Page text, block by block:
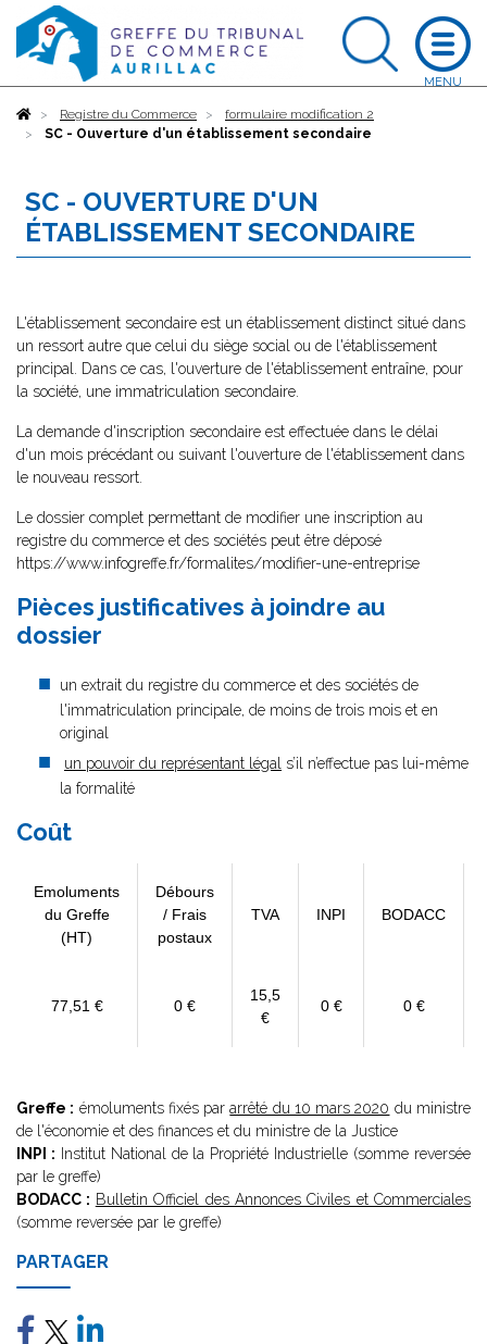
AccueilRegistre du Commerce
formulaire modification 2
SC - Ouverture d'un établissement secondaire
SC - OUVERTURE D'UN
ÉTABLISSEMENT SECONDAIRE
L'établissement secondaire est un établissement distinct situé dans
un ressort autre que celui du siège social ou de l'établissement
principal. Dans ce cas, l'ouverture de l'établissement entraîne, pour
la société, une immatriculation secondaire.
La demande d'inscription secondaire est effectuée dans le délai
d'un mois précédant ou suivant l'ouverture de l'établissement dans
le nouveau ressort.
Le dossier complet permettant de modifier une inscription au
registre du commerce et des sociétés peut être déposé
https://www.infogreffe.fr/formalites/modifier-une-entreprise
Pièces justificatives à joindre au
dossier
un extrait du registre du commerce et des sociétés de
l'immatriculation principale, de moins de trois mois et en
original
un pouvoir du représentant légal s’il n’effectue pas lui-même
la formalité
Coût
Emoluments
du Greffe
(HT)
Débours
/ Frais
postaux
TVA INPI BODACC
77,51 € 0 €
15,5
€
0 € 0 €
Greffe : émoluments fixés pararrêté du 10 mars 2020 du ministre
de l'économie et des finances et du ministre de la Justice
INPI : Institut National de la Propriété Industrielle (somme reversée
par le greffe)
BODACC : Bulletin Officiel des Annonces Civiles et Commerciales
(somme reversée par le greffe)
PARTAGER